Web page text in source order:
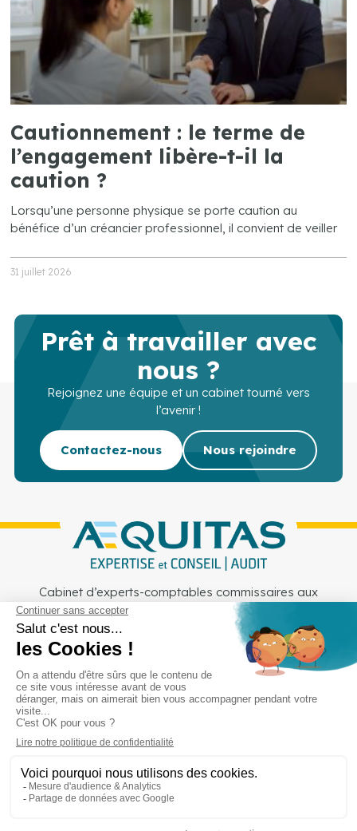
Cautionnement : le terme de
l’engagement libère-t-il la
caution ?
Lorsqu’une personne physique se porte caution au
bénéfice d’un créancier professionnel, il convient de veiller
31 juillet 2026
Prêt à travailler avec
nous ?
Rejoignez une équipe et un cabinet tourné vers
l’avenir !
Contactez-nous Nous rejoindre
Cabinet d’experts-comptables commissaires aux
comptes sur Lille, Lens et Douai
Services Secteurs Outils
Cabinet
Recrutement